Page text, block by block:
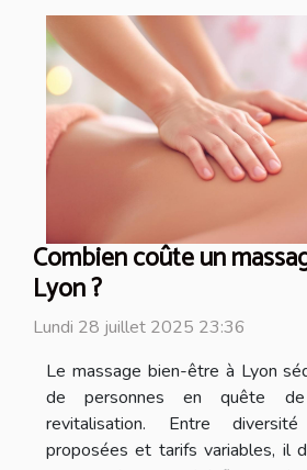
Combien coûte un
Lyon ?
Lundi 28 juillet 2025 23:36
Le massage bien-être à Lyon
de personnes en quête
revitalisation. Entre
proposées et tarifs variables, il